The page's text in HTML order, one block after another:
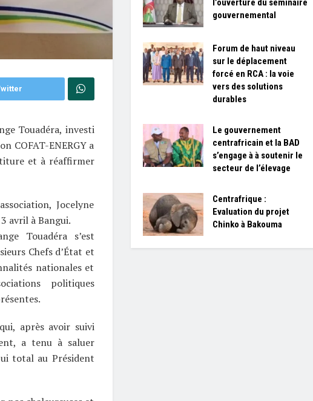
Touadéra, investi
COFAT-ENERGY a
et à réaffirmer
Jocelyne
avril à Bangui.
Touadéra s’est
Chefs d’État et
nationales et
politiques
après avoir suivi
a tenu à saluer
total au Président
l’ouverture du seminaire
gouvernemental
Forum de haut niveau
sur le déplacement
forcé en RCA : la voie
vers des solutions
durables
Le gouvernement
centrafricain et la BAD
s’engage à à soutenir le
secteur de l’élevage
Centrafrique :
Evaluation du projet
Chinko à Bakouma